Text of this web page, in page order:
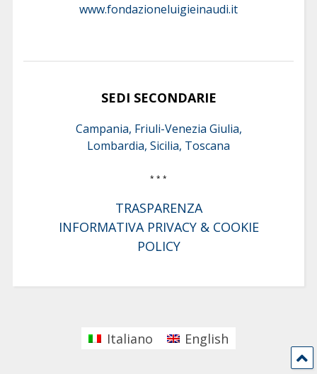
www.fondazioneluigieinaudi.it
SEDI SECONDARIE
Campania, Friuli-Venezia Giulia,
Lombardia, Sicilia, Toscana
* * *
TRASPARENZA
INFORMATIVA PRIVACY & COOKIE
POLICY
Italiano English